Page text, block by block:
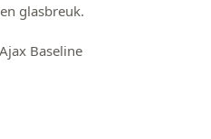
glasbreuk.
Baseline